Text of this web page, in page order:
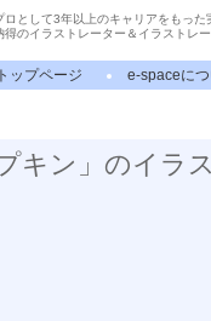
ロとして3年以上のキャリアをもっ
得のイラストレーター＆イラストレー
トップページ e-spaceに
キン」のイラ